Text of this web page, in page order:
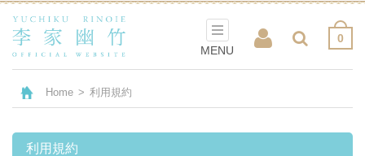
0
MENU
Home > 利用規約
利用規約